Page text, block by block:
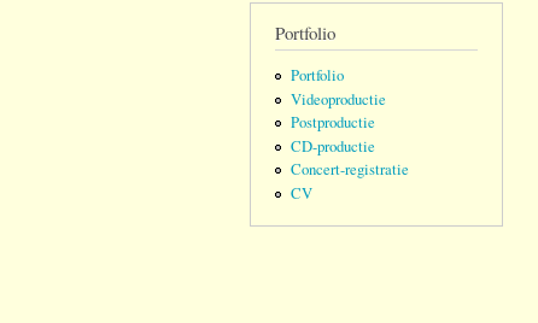
Portfolio
Portfolio
Videoproductie
Postproductie
CD-productie
Concert-registratie
CV